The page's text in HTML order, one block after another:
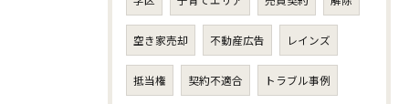
空き家売却 不動産広告 レインズ
抵当権 契約不適合 トラブル事例